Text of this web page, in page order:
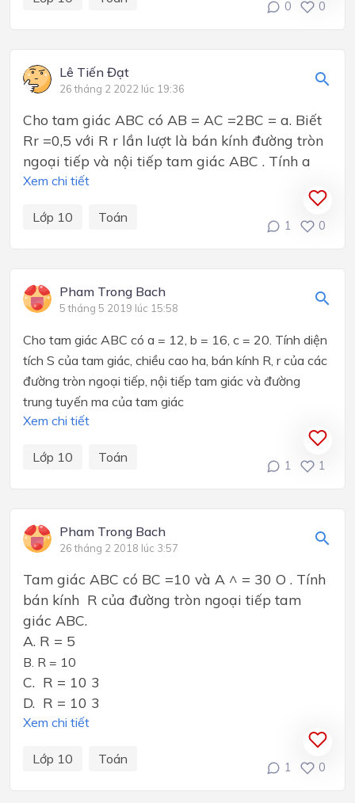
0 0
Lê Tiến Đạt
26 tháng 2 2022 lúc 19:36
Cho tam giác ABC có AB = AC =2BC = a. Biết
Rr =0,5 với R r lần lượt là bán kính đường tròn
ngoại tiếp và nội tiếp tam giác ABC . Tính a
Xem chi tiết
Lớp 10 Toán
1 0
Pham Trong Bach
5 tháng 5 2019 lúc 15:58
Cho tam giác ABC có a = 12, b = 16, c = 20. Tính diện
tích S của tam giác, chiều cao ha , bán kính R, r của các
đường tròn ngoại tiếp, nội tiếp tam giác và đường
trung tuyến ma của tam giác
Xem chi tiết
Lớp 10 Toán
1 1
Pham Trong Bach
26 tháng 2 2018 lúc 3:57
Tam giác ABC có BC =10 và A ^ = 30 O . Tính
bán kính R của đường tròn ngoại tiếp tam
giác ABC.
A. R = 5
B. R = 10
C. R = 10 3
D. R = 10 3
Xem chi tiết
Lớp 10 Toán
1 0